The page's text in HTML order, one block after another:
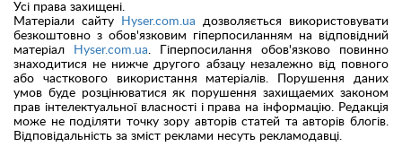
Усі права захищені.
Матеріали сайту
Hyser.com.ua дозволяється використовувати
безкоштовно з обов'язковим гіперпосиланням на відповідний
матеріал
Hyser.com.ua. Гіперпосилання обов'язково повинно
знаходитися не нижче другого абзацу незалежно від повного
або часткового використання матеріалів. Порушення даних
умов буде розцінюватися як порушення захищаемих законом
прав інтелектуальної власності і права на інформацію. Редакція
може не поділяти точку зору авторів статей та авторів блогів.
Відповідальність за зміст реклами несуть рекламодавці.